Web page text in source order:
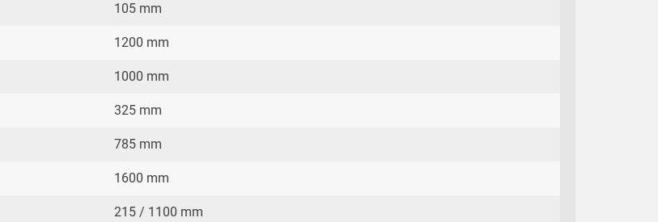
105 mm
1200 mm
1000 mm
325 mm
785 mm
1600 mm
215 / 1100 mm